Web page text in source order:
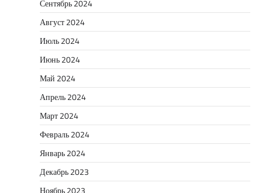
Сентябрь 2024
Август 2024
Июль 2024
Июнь 2024
Май 2024
Апрель 2024
Март 2024
Февраль 2024
Январь 2024
Декабрь 2023
Ноябрь 2023